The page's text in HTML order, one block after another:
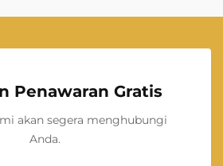
Penawaran Gratis
akan segera menghubungi
Anda.